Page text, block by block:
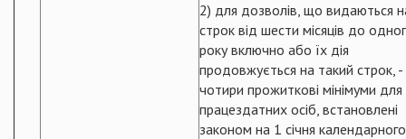
2) для дозволів, що видаються
строк від шести місяців до
року включно або їх дія
продовжується на такий строк, -
чотири прожиткові мінімуми для
працездатних осіб, встановлені
законом на 1 січня календарного